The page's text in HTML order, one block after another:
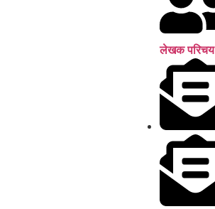
लेखक परिचय